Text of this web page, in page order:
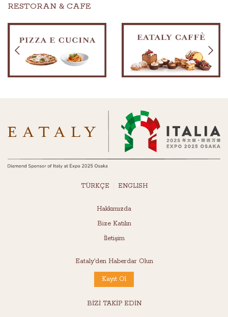
RESTORAN & CAFE
TÜRKÇE ENGLISH
Hakkımızda
Bize Katılın
İletişim
Eataly'den Haberdar Olun
Kayıt Ol
BİZİ TAKİP EDİN